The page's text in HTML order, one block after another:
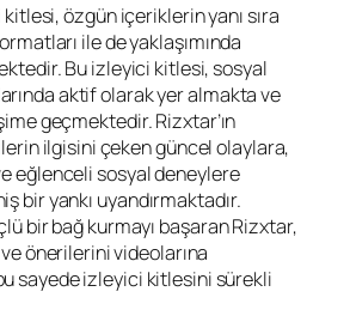
kitlesi, özgün içeriklerin yanı sıra
ile de yaklaşımında
Bu izleyici kitlesi, sosyal
aktif olarak yer almakta ve
geçmektedir. Rizxtar’ın
ilgisini çeken güncel olaylara,
eğlenceli sosyal deneylere
bir yankı uyandırmaktadır.
bir bağ kurmayı başaran Rizxtar,
önerilerini videolarına
sayede izleyici kitlesini sürekli